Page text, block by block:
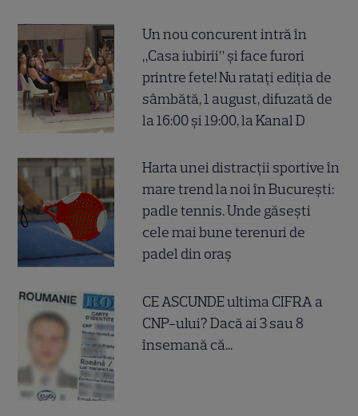
Un nou concurent intră în
„Casa iubirii” și face furori
printre fete! Nu ratați ediția de
sâmbătă, 1 august, difuzată de
la 16:00 și 19:00, la Kanal D
Harta unei distracții sportive în
mare trend la noi în București:
padle tennis. Unde găsești
cele mai bune terenuri de
padel din oraș
CE ASCUNDE ultima CIFRA a
CNP-ului? Dacă ai 3 sau 8
însemană că...